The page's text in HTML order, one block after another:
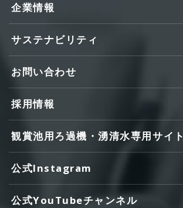
企業情報
サステナビリティ
お問い合わせ
採用情報
観賞池用ろ過機・湧清水専用サイト
公式Instagram
公式YouTubeチャンネル